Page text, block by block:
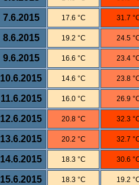
7.6.2015 17.6 °C 31.7
8.6.2015 19.2 °C 24.5
9.6.2015 16.6 °C 23.4
10.6.2015 14.6 °C 23.8
11.6.2015 16.0 °C 26.9
12.6.2015 20.8 °C 32.3
13.6.2015 20.2 °C 32.7
14.6.2015 18.3 °C 30.6
15.6.2015 18.3 °C 19.2